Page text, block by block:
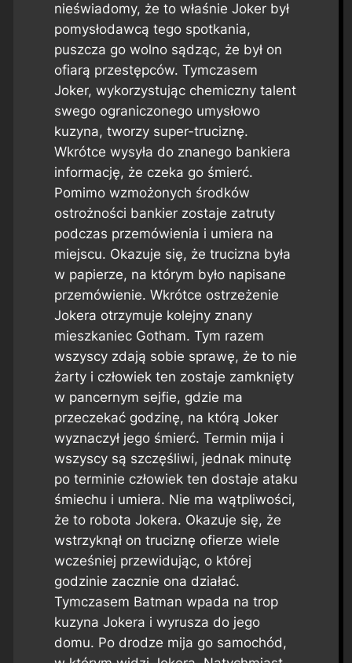
nieświadomy, że to właśnie Joker był
pomysłodawcą tego spotkania,
puszcza go wolno sądząc, że był on
ofiarą przestępców. Tymczasem
Joker, wykorzystując chemiczny talent
swego ograniczonego umysłowo
kuzyna, tworzy super-truciznę.
Wkrótce wysyła do znanego bankiera
informację, że czeka go śmierć.
Pomimo wzmożonych środków
ostrożności bankier zostaje zatruty
podczas przemówienia i umiera na
miejscu. Okazuje się, że trucizna była
w papierze, na którym było napisane
przemówienie. Wkrótce ostrzeżenie
Jokera otrzymuje kolejny znany
mieszkaniec Gotham. Tym razem
wszyscy zdają sobie sprawę, że to nie
żarty i człowiek ten zostaje zamknięty
w pancernym sejfie, gdzie ma
przeczekać godzinę, na którą Joker
wyznaczył jego śmierć. Termin mija i
wszyscy są szczęśliwi, jednak minutę
po terminie człowiek ten dostaje ataku
śmiechu i umiera. Nie ma wątpliwości,
że to robota Jokera. Okazuje się, że
wstrzyknął on truciznę ofierze wiele
wcześniej przewidując, o której
godzinie zacznie ona działać.
Tymczasem Batman wpada na trop
kuzyna Jokera i wyrusza do jego
domu. Po drodze mija go samochód,